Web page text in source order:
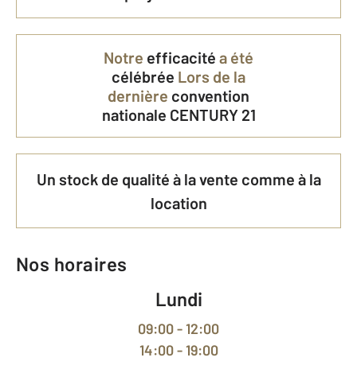
Notre efficacité a été
célébrée Lors de la
dernière convention
nationale CENTURY 21
Un stock de qualité à la vente comme à la
location
Nos horaires
Lundi
09:00 - 12:00
14:00 - 19:00